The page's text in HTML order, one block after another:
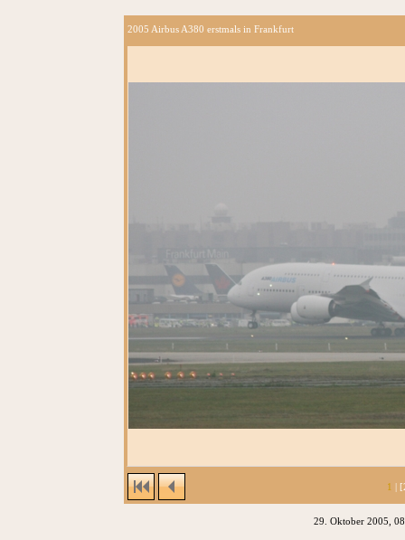
2005 Airbus A380 erstmals in Frankfurt
1 |
29. Oktober 2005,